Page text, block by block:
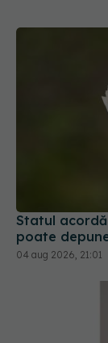
Statul acordă
poate
04 aug 2026, 21:01